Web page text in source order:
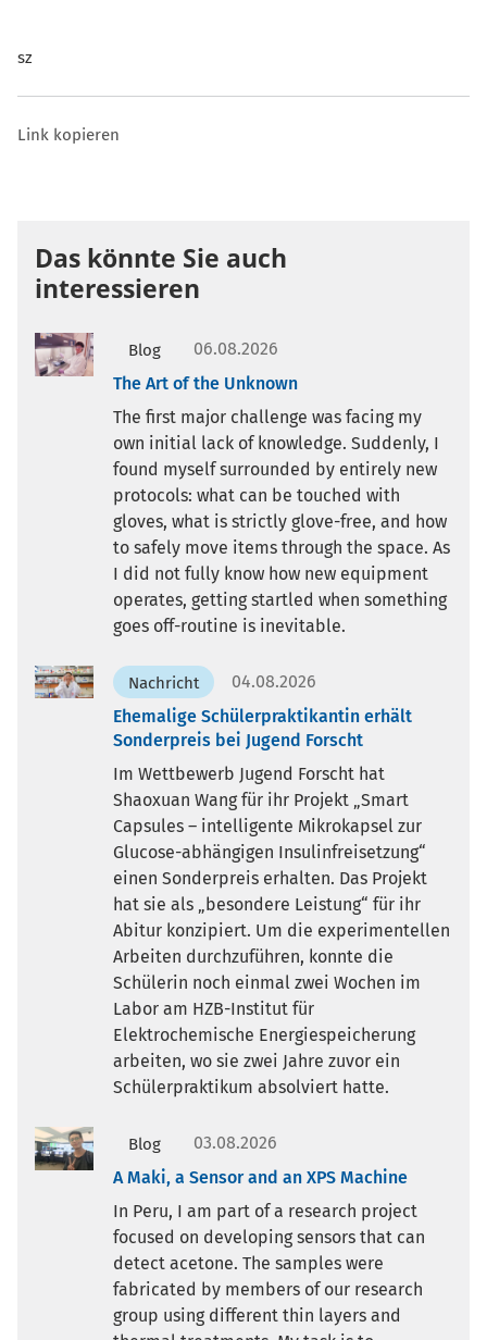
sz
Link kopieren
Das könnte Sie auch
interessieren
Blog
06.08.2026
The Art of the Unknown
The first major challenge was facing my
own initial lack of knowledge. Suddenly, I
found myself surrounded by entirely new
protocols: what can be touched with
gloves, what is strictly glove-free, and how
to safely move items through the space. As
I did not fully know how new equipment
operates, getting startled when something
goes off-routine is inevitable.
Nachricht
04.08.2026
Ehemalige Schülerpraktikantin erhält
Sonderpreis bei Jugend Forscht
Im Wettbewerb Jugend Forscht hat
Shaoxuan Wang für ihr Projekt „Smart
Capsules – intelligente Mikrokapsel zur
Glucose-abhängigen Insulinfreisetzung“
einen Sonderpreis erhalten. Das Projekt
hat sie als „besondere Leistung“ für ihr
Abitur konzipiert. Um die experimentellen
Arbeiten durchzuführen, konnte die
Schülerin noch einmal zwei Wochen im
Labor am HZB-Institut für
Elektrochemische Energiespeicherung
arbeiten, wo sie zwei Jahre zuvor ein
Schülerpraktikum absolviert hatte.
Blog
03.08.2026
A Maki, a Sensor and an XPS Machine
In Peru, I am part of a research project
focused on developing sensors that can
detect acetone. The samples were
fabricated by members of our research
group using different thin layers and